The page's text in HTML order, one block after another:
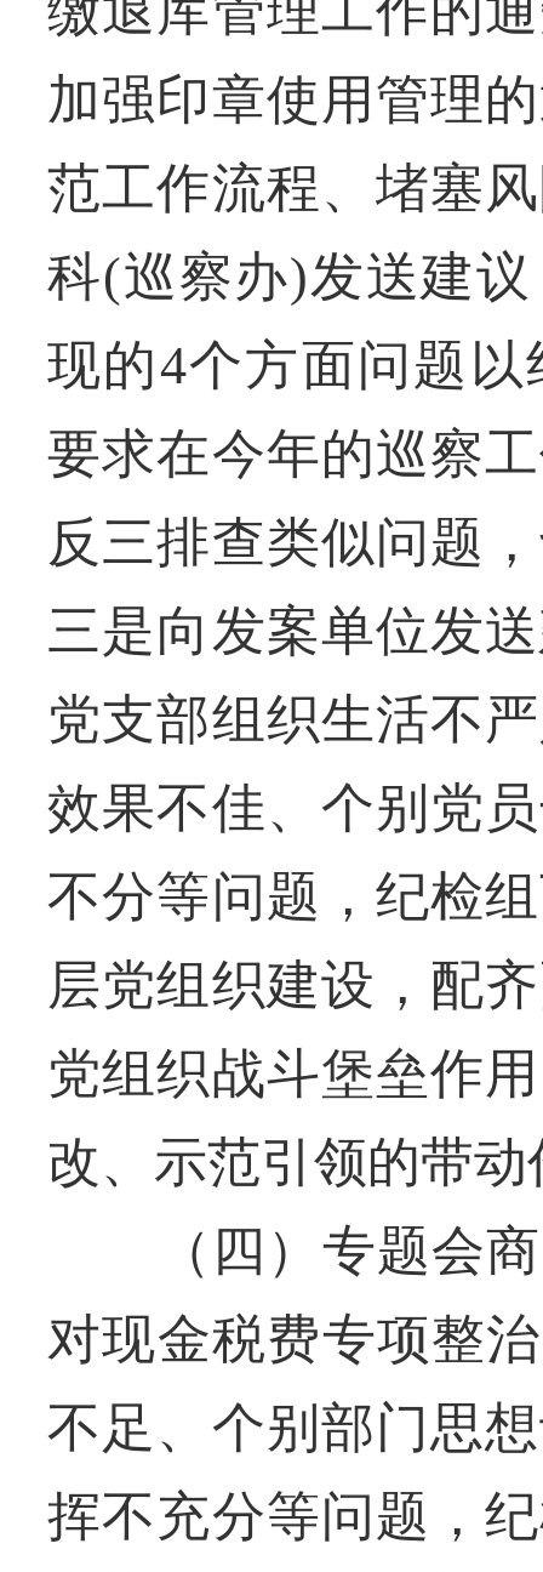
加强印章使用管理
范工作流程、堵塞
科(巡察办)发送建
现的4个方面问题
要求在今年的巡察
反三排查类似问题
三是向发案单位发
党支部组织生活不
效果不佳、个别党
不分等问题，纪检
层党组织建设，配
党组织战斗堡垒作
改、示范引领的带动
（四）专题会商
对现金税费专项整
不足、个别部门思
挥不充分等问题，